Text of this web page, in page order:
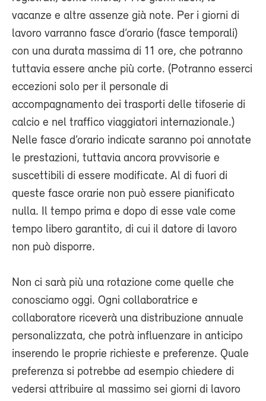
vacanze e altre assenze già note. Per i giorni di
lavoro varranno fasce d’orario (fasce temporali)
con una durata massima di 11 ore, che potranno
tuttavia essere anche più corte. (Potranno esserci
eccezioni solo per il personale di
accompagnamento dei trasporti delle tifoserie di
calcio e nel traffico viaggiatori internazionale.)
Nelle fasce d’orario indicate saranno poi annotate
le prestazioni, tuttavia ancora provvisorie e
suscettibili di essere modificate. Al di fuori di
queste fasce orarie non può essere pianificato
nulla. Il tempo prima e dopo di esse vale come
tempo libero garantito, di cui il datore di lavoro
non può disporre.
Non ci sarà più una rotazione come quelle che
conosciamo oggi. Ogni collaboratrice e
collaboratore riceverà una distribuzione annuale
personalizzata, che potrà influenzare in anticipo
inserendo le proprie richieste e preferenze. Quale
preferenza si potrebbe ad esempio chiedere di
vedersi attribuire al massimo sei giorni di lavoro